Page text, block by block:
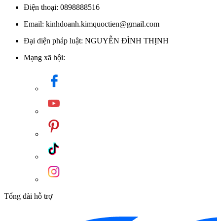
Điện thoại: 0898888516
Email: kinhdoanh.kimquoctien@gmail.com
Đại diện pháp luật: NGUYỄN ĐÌNH THỊNH
Mạng xã hội:
Tổng đài hỗ trợ